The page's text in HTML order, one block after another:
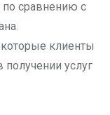
сравнению с
клиенты
получении услуг